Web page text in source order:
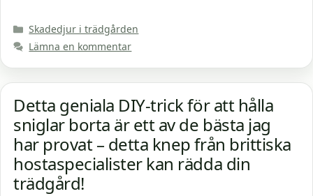
Kategorier
Skadedjur i trädgården
Lämna en kommentar
Detta geniala DIY-trick för att hålla
sniglar borta är ett av de bästa jag
har provat – detta knep från brittiska
hostaspecialister kan rädda din
trädgård!